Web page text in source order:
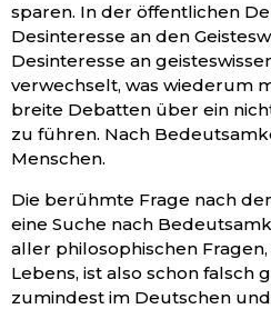
sparen. In der öffentlichen
Desinteresse an den
Desinteresse an
verwechselt, was wiederum
breite Debatten über ein
zu führen. Nach
Menschen.
Die berühmte Frage nach
eine Suche nach
aller philosophischen
Lebens, ist also schon falsch
zumindest im Deutschen